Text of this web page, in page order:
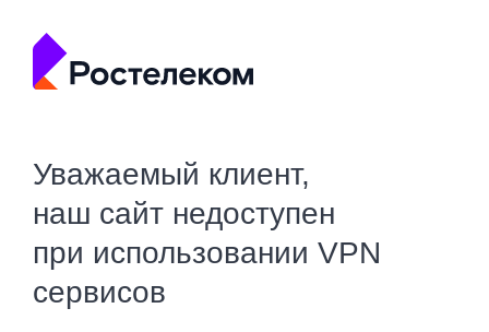
Уважаемый клиент,
наш сайт недоступен
при использовании VPN
сервисов